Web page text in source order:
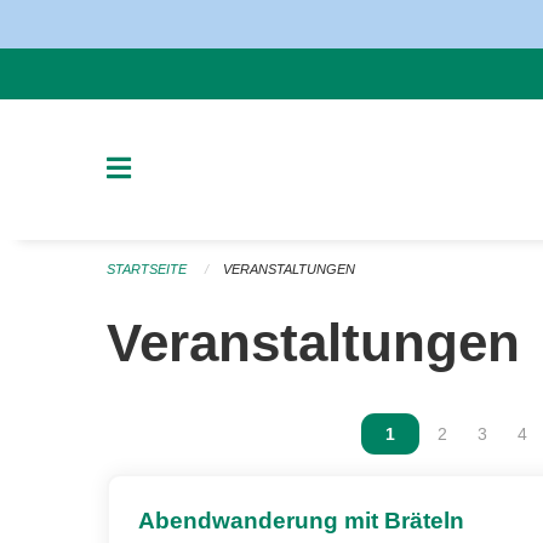
STARTSEITE VERANSTALTUNGEN
Veranstaltungen
Vous êtes sur la
1 Vous êtes
2 Vous
3 4
Abendwanderung mit Bräteln